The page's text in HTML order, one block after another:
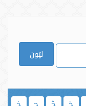
لټون